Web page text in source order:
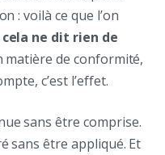
: voilà ce que l’on
cela ne dit rien de
matière de conformité,
c’est l’effet.
sans être comprise.
sans être appliqué. Et